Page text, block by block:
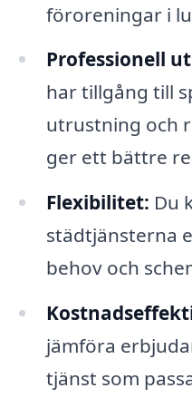
föroreningar i
Professionell
har tillgång till
utrustning och
ger ett bättre
Flexibilitet: Du
städtjänsterna
behov och
jämföra
tjänst som